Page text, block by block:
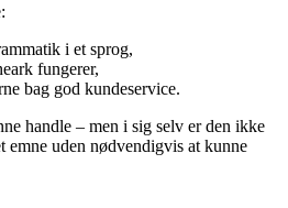
i et sprog,
fungerer,
bag god kundeservice.
handle – men i sig selv er den ikke
emne uden nødvendigvis at kunne